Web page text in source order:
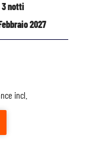
3 notti
2027
incl.